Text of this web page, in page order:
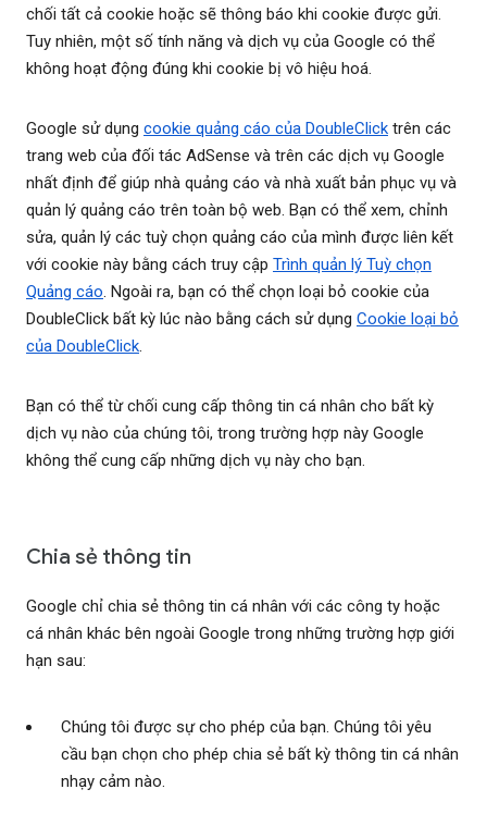
chối tất cả cookie hoặc sẽ thông báo khi cookie được gửi.
Tuy nhiên, một số tính năng và dịch vụ của Google có thể
không hoạt động đúng khi cookie bị vô hiệu hoá.
Google sử dụng cookie quảng cáo của DoubleClick trên các
trang web của đối tác AdSense và trên các dịch vụ Google
nhất định để giúp nhà quảng cáo và nhà xuất bản phục vụ và
quản lý quảng cáo trên toàn bộ web. Bạn có thể xem, chỉnh
sửa, quản lý các tuỳ chọn quảng cáo của mình được liên kết
với cookie này bằng cách truy cập Trình quản lý Tuỳ chọn
Quảng cáo. Ngoài ra, bạn có thể chọn loại bỏ cookie của
DoubleClick bất kỳ lúc nào bằng cách sử dụng Cookie loại bỏ
của DoubleClick.
Bạn có thể từ chối cung cấp thông tin cá nhân cho bất kỳ
dịch vụ nào của chúng tôi, trong trường hợp này Google
không thể cung cấp những dịch vụ này cho bạn.
Chia sẻ thông tin
Google chỉ chia sẻ thông tin cá nhân với các công ty hoặc
cá nhân khác bên ngoài Google trong những trường hợp giới
hạn sau:
Chúng tôi được sự cho phép của bạn. Chúng tôi yêu
cầu bạn chọn cho phép chia sẻ bất kỳ thông tin cá nhân
nhạy cảm nào.